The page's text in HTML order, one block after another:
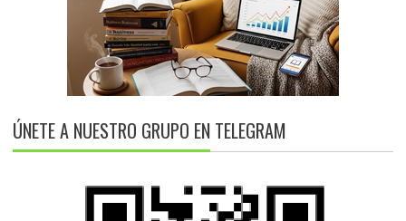
ÚNETE A NUESTRO GRUPO EN TELEGRAM